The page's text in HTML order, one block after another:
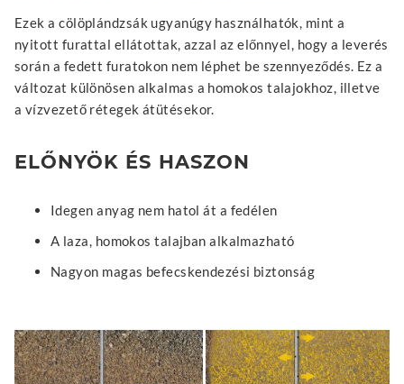
Ezek a cölöplándzsák ugyanúgy használhatók, mint a
nyitott furattal ellátottak, azzal az előnnyel, hogy a leverés
során a fedett furatokon nem léphet be szennyeződés. Ez a
változat különösen alkalmas a homokos talajokhoz, illetve
a vízvezető rétegek átütésekor.
ELŐNYÖK ÉS HASZON
Idegen anyag nem hatol át a fedélen
A laza, homokos talajban alkalmazható
Nagyon magas befecskendezési biztonság